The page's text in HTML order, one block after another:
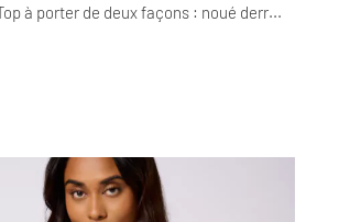
à porter de deux façons : noué derr...